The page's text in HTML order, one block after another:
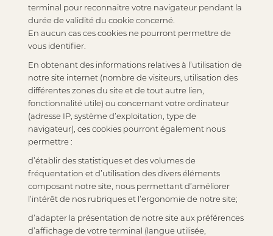
terminal pour reconnaitre votre navigateur pendant la
durée de validité du cookie concerné.
En aucun cas ces cookies ne pourront permettre de
vous identifier.
En obtenant des informations relatives à l’utilisation de
notre site internet (nombre de visiteurs, utilisation des
différentes zones du site et de tout autre lien,
fonctionnalité utile) ou concernant votre ordinateur
(adresse IP, système d’exploitation, type de
navigateur), ces cookies pourront également nous
permettre :
d’établir des statistiques et des volumes de
fréquentation et d’utilisation des divers éléments
composant notre site, nous permettant d’améliorer
l’intérêt de nos rubriques et l’ergonomie de notre site;
d’adapter la présentation de notre site aux préférences
d’affichage de votre terminal (langue utilisée,